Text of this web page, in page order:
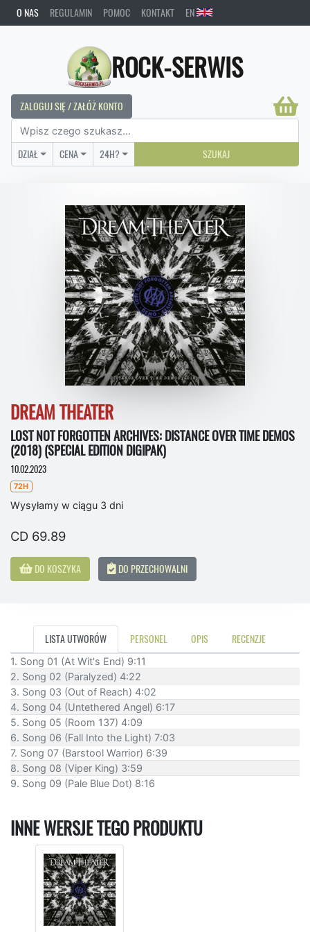
O NAS REGULAMIN POMOC KONTAKT EN
ROCK-SERWIS
ZALOGUJ SIĘ / ZAŁÓŻ KONTO
DZIAŁ CENA 24H? SZUKAJ
DREAM THEATER
LOST NOT FORGOTTEN ARCHIVES: DISTANCE OVER TIME DEMOS
(2018) (SPECIAL EDITION DIGIPAK)
10.02.2023
72H
Wysyłamy w ciągu 3 dni
CD 69.89
DO KOSZYKA DO PRZECHOWALNI
LISTA UTWORÓW PERSONEL OPIS RECENZJE
1. Song 01 (At Wit's End) 9:11
2. Song 02 (Paralyzed) 4:22
3. Song 03 (Out of Reach) 4:02
4. Song 04 (Untethered Angel) 6:17
5. Song 05 (Room 137) 4:09
6. Song 06 (Fall Into the Light) 7:03
7. Song 07 (Barstool Warrior) 6:39
8. Song 08 (Viper King) 3:59
9. Song 09 (Pale Blue Dot) 8:16
INNE WERSJE TEGO PRODUKTU